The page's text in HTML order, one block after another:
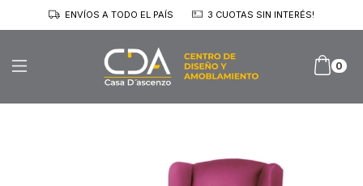
ENVÍOS A TODO EL PAÍS 3 CUOTAS SIN INTERÉS!
0